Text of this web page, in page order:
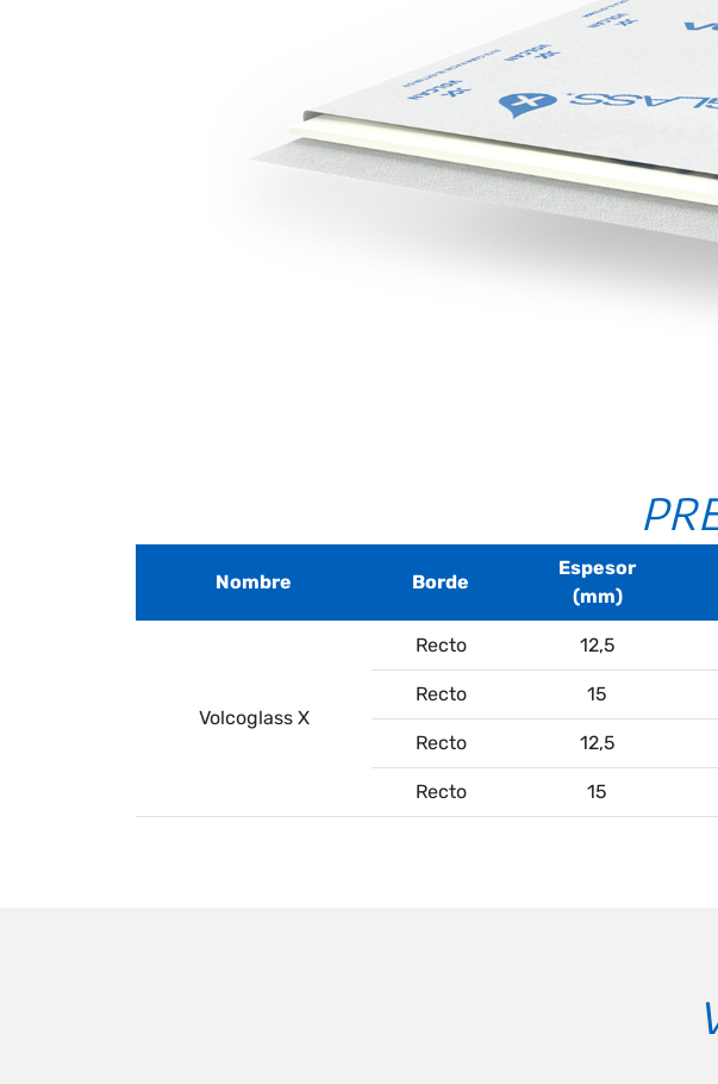
Nombre Borde
Espesor
(mm)
Volcoglass X
Recto 12,5
Recto 15
Recto 12,5
Recto 15